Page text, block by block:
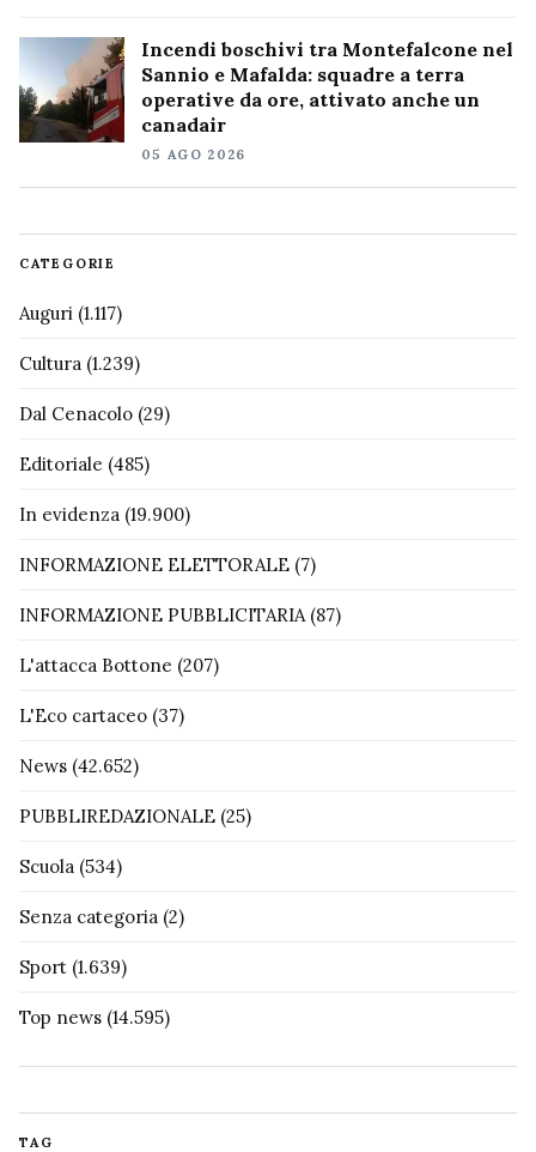
Incendi boschivi tra Montefalcone nel
Sannio e Mafalda: squadre a terra
operative da ore, attivato anche un
canadair
05 AGO 2026
CATEGORIE
Auguri (1.117)
Cultura (1.239)
Dal Cenacolo (29)
Editoriale (485)
In evidenza (19.900)
INFORMAZIONE ELETTORALE (7)
INFORMAZIONE PUBBLICITARIA(87)
L'attacca Bottone (207)
L'Eco cartaceo (37)
News (42.652)
PUBBLIREDAZIONALE (25)
Scuola (534)
Senza categoria (2)
Sport (1.639)
Top news (14.595)
TAG